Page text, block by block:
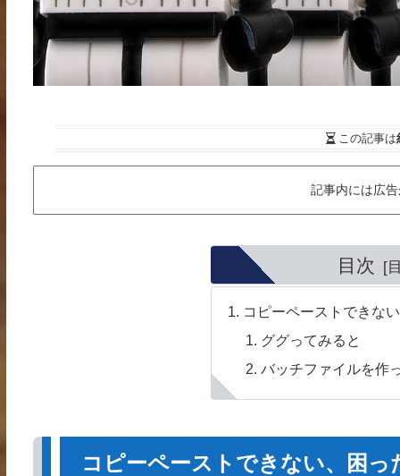
この記事は
記事内には広
目次
コピーペーストできな
ググってみると
バッチファイルを作
コピーペーストできない、困